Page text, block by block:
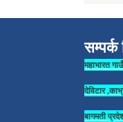
सम्पर्क
महाभारत
देविटार
बागमती